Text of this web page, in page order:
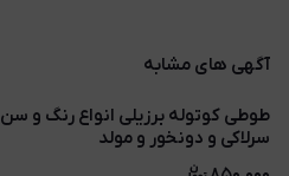
آگهی های مشابه
طوطی کوتوله برزیلی انواع رنگ و سن
سرلاکی و دونخور و مولد